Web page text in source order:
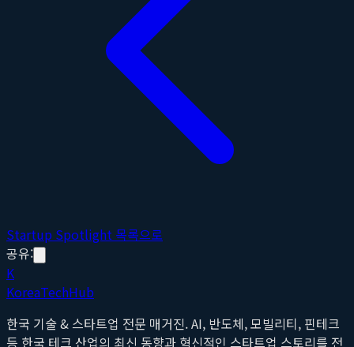
Startup Spotlight 목록으로
공유:
K
KoreaTechHub
한국 기술 & 스타트업 전문 매거진. AI, 반도체, 모빌리티, 핀테크
등 한국 테크 산업의 최신 동향과 혁신적인 스타트업 스토리를 전